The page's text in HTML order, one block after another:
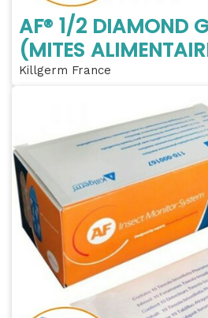
AF® 1/2 DIAMOND
(MITES
Killgerm France